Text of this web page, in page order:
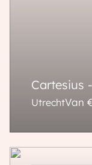
Cartesius
UtrechtVan